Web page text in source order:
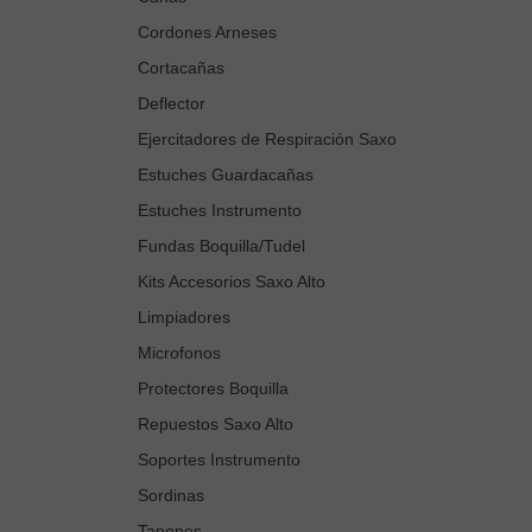
Cordones Arneses
Cortacañas
Deflector
Ejercitadores de Respiración Saxo
Estuches Guardacañas
Estuches Instrumento
Fundas Boquilla/Tudel
Kits Accesorios Saxo Alto
Limpiadores
Microfonos
Protectores Boquilla
Repuestos Saxo Alto
Soportes Instrumento
Sordinas